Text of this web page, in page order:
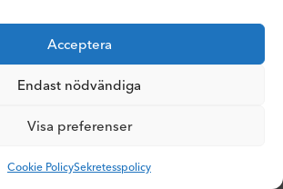
Acceptera
Endast nödvändiga
Visa preferenser
Cookie PolicySekretesspolicy
nyhetsbrev och analyser.